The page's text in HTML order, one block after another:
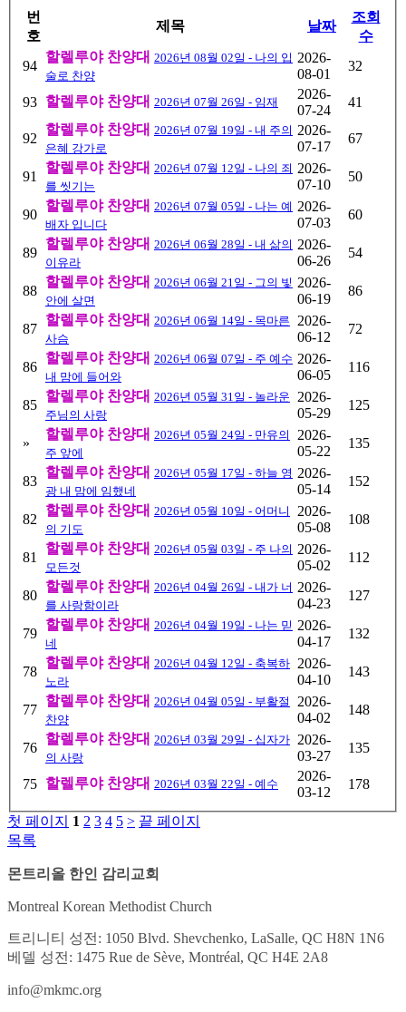
번
호
제목 날짜
조회
수
94
할렐루야 찬양대 2026년 08월 02일 - 나의 입
술로 찬양
2026-
08-01
32
93 할렐루야 찬양대 2026년 07월 26일 - 임재
2026-
07-24
41
92
할렐루야 찬양대 2026년 07월 19일 - 내 주의
은혜 강가로
2026-
07-17
67
91
할렐루야 찬양대 2026년 07월 12일 - 나의 죄
를 씻기는
2026-
07-10
50
90
할렐루야 찬양대 2026년 07월 05일 - 나는 예
배자 입니다
2026-
07-03
60
89
할렐루야 찬양대 2026년 06월 28일 - 내 삶의
이유라
2026-
06-26
54
88
할렐루야 찬양대 2026년 06월 21일 - 그의 빛
안에 살면
2026-
06-19
86
87
할렐루야 찬양대 2026년 06월 14일 - 목마른
사슴
2026-
06-12
72
86
할렐루야 찬양대 2026년 06월 07일 - 주 예수
내 맘에 들어와
2026-
06-05
116
85
할렐루야 찬양대 2026년 05월 31일 - 놀라운
주님의 사랑
2026-
05-29
125
»
할렐루야 찬양대 2026년 05월 24일 - 만유의
주 앞에
2026-
05-22
135
83
할렐루야 찬양대 2026년 05월 17일 - 하늘 영
광 내 맘에 임했네
2026-
05-14
152
82
할렐루야 찬양대 2026년 05월 10일 - 어머니
의 기도
2026-
05-08
108
81
할렐루야 찬양대 2026년 05월 03일 - 주 나의
모든것
2026-
05-02
112
80
할렐루야 찬양대 2026년 04월 26일 - 내가 너
를 사랑함이라
2026-
04-23
127
79
할렐루야 찬양대 2026년 04월 19일 - 나는 믿
네
2026-
04-17
132
78
할렐루야 찬양대 2026년 04월 12일 - 축복하
노라
2026-
04-10
143
77
할렐루야 찬양대 2026년 04월 05일 - 부활절
찬양
2026-
04-02
148
76
할렐루야 찬양대 2026년 03월 29일 - 십자가
의 사랑
2026-
03-27
135
75 할렐루야 찬양대 2026년 03월 22일 - 예수
2026-
03-12
178
첫 페이지 1 2 3 4 5 > 끝 페이지
목록
몬트리올 한인 감리교회
Montreal Korean Methodist Church
트리니티 성전: 1050 Blvd. Shevchenko, LaSalle, QC H8N 1N6
베델 성전: 1475 Rue de Sève, Montréal, QC H4E 2A8
info@mkmc.org